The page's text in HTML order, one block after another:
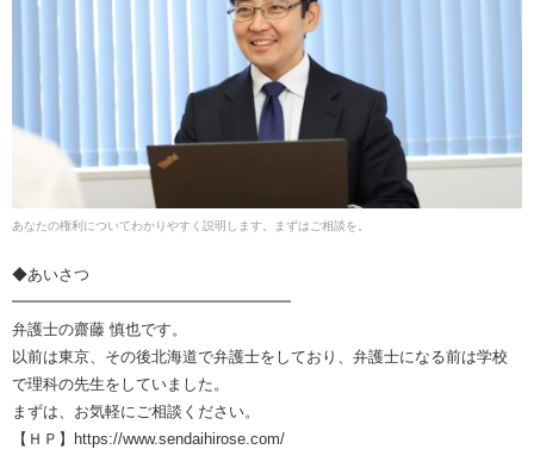
あなたの権利についてわかりやすく説明します。まずはご相談を。
◆あいさつ
━━━━━━━━━━━━━━━━━━
弁護士の齋藤 慎也です。
以前は東京、その後北海道で弁護士をしており、弁護士になる前は学校
で理科の先生をしていました。
まずは、お気軽にご相談ください。
【ＨＰ】https://www.sendaihirose.com/